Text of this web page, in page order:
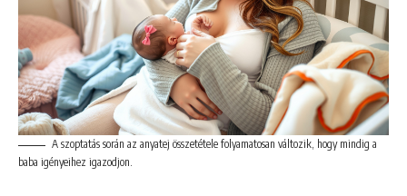
A szoptatás során az anyatej összetétele folyamatosan változik, hogy mindig a
baba igényeihez igazodjon.